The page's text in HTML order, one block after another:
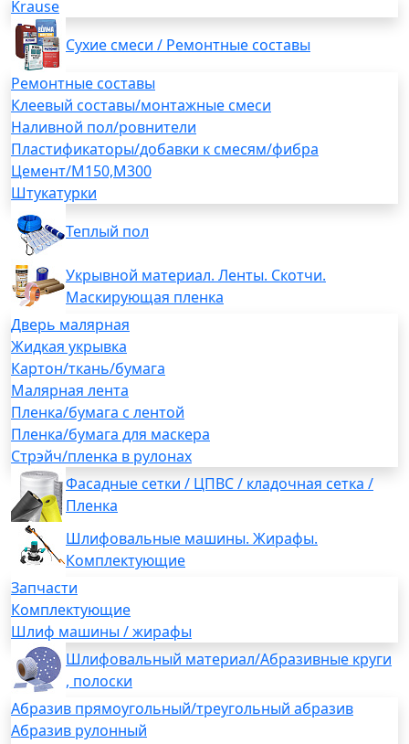
Krause
Сухие смеси / Ремонтные составы
Ремонтные составы
Клеевый составы/монтажные смеси
Наливной пол/ровнители
Пластификаторы/добавки к смесям/фибра
Цемент/М150,М300
Штукатурки
Теплый пол
Укрывной материал. Ленты. Скотчи.
Маскирующая пленка
Дверь малярная
Жидкая укрывка
Картон/ткань/бумага
Малярная лента
Пленка/бумага с лентой
Пленка/бумага для маскера
Стрэйч/пленка в рулонах
Фасадные сетки / ЦПВС / кладочная сетка /
Пленка
Шлифовальные машины. Жирафы.
Комплектующие
Запчасти
Комплектующие
Шлиф машины / жирафы
Шлифовальный материал/Абразивные круги
, полоски
Абразив прямоугольный/треугольный абразив
Абразив рулонный